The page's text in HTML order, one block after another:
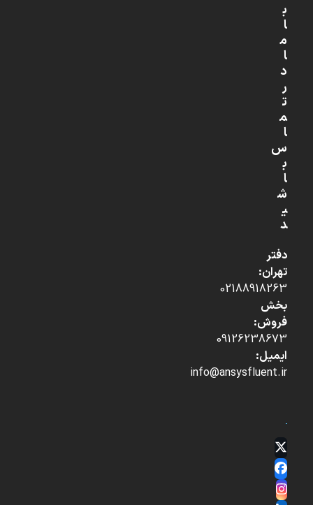
ب
ا
م
ا
د
ر
ت
م
ا
س
ب
ا
ش
ی
د
دفتر
تهران:
02188918263
بخش
فروش:
09126238673
ایمیل:
info@ansysfluent.ir
Twitter
(deprecated)
Facebook
Instagram